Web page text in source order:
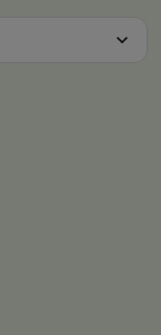
expand_more